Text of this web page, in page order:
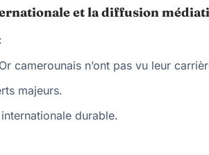
et la diffusion
camerounais n’ont pas vu leur
majeurs.
durable.